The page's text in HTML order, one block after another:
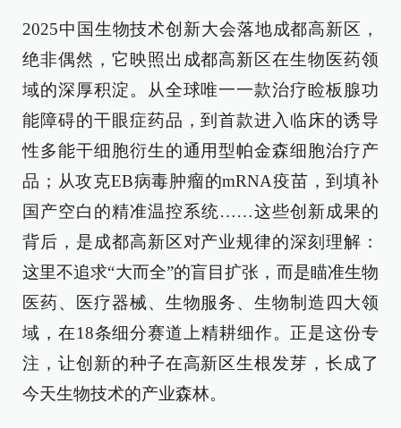
2025中国生物技术创新大会落地成都高新区，
绝非偶然，它映照出成都高新区在生物医药领
域的深厚积淀。从全球唯一一款治疗睑板腺功
能障碍的干眼症药品，到首款进入临床的诱导
性多能干细胞衍生的通用型帕金森细胞治疗产
品；从攻克EB病毒肿瘤的mRNA疫苗，到填补
国产空白的精准温控系统……这些创新成果的
背后，是成都高新区对产业规律的深刻理解：
这里不追求“大而全”的盲目扩张，而是瞄准生物
医药、医疗器械、生物服务、生物制造四大领
域，在18条细分赛道上精耕细作。正是这份专
注，让创新的种子在高新区生根发芽，长成了
今天生物技术的产业森林。